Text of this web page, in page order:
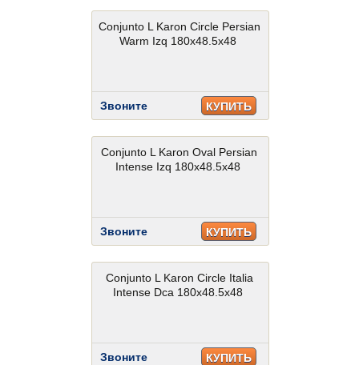
Conjunto L Karon Circle Persian
Warm Izq 180x48.5x48
Звоните КУПИТЬ
Conjunto L Karon Oval Persian
Intense Izq 180x48.5x48
Звоните КУПИТЬ
Conjunto L Karon Circle Italia
Intense Dca 180x48.5x48
Звоните КУПИТЬ